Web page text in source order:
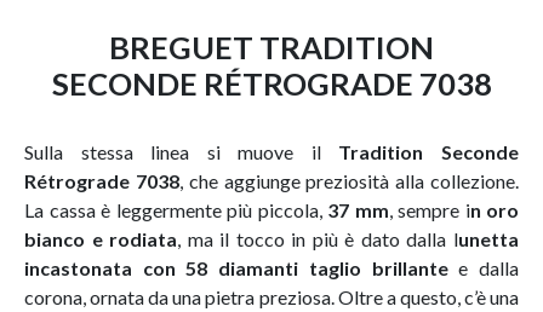
BREGUET TRADITION
SECONDE RÉTROGRADE 7038
Sulla stessa linea si muove il Tradition Seconde
Rétrograde 7038, che aggiunge preziosità alla collezione.
La cassa è leggermente più piccola, 37 mm , sempre in oro
bianco e rodiata , ma il tocco in più è dato dalla lunetta
incastonata con 58 diamanti taglio brillantee dalla
corona, ornata da una pietra preziosa. Oltre a questo, c’è una